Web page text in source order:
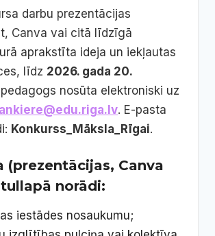
darbu prezentācijas
Canva vai citā līdzīgā
aprakstīta ideja un iekļautas
līdz 2026. gada 20.
pedagogs nosūta elektroniski uz
. E-pasta
Konkurss_Māksla_Rīgai.
(prezentācijas, Canva
norādi:
iestādes nosaukumu;